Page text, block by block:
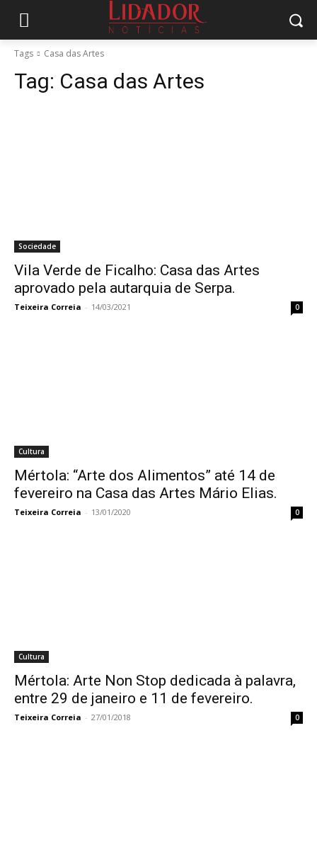
Tags Casa das Artes
Tag: Casa das Artes
Sociedade
Vila Verde de Ficalho: Casa das Artes
aprovado pela autarquia de Serpa.
Teixeira Correia - 14/03/2021 0
Cultura
Mértola: “Arte dos Alimentos” até 14 de
fevereiro na Casa das Artes Mário Elias.
Teixeira Correia - 13/01/2020 0
Cultura
Mértola: Arte Non Stop dedicada à palavra,
entre 29 de janeiro e 11 de fevereiro.
Teixeira Correia - 27/01/2018 0